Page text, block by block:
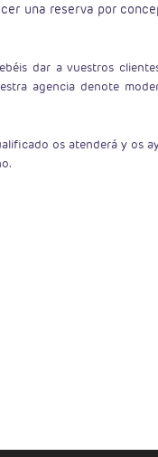
una reserva por
dar a vuestros
agencia denote
os atenderá y os